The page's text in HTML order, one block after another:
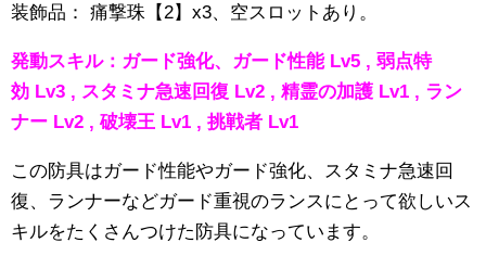
装飾品： 痛撃珠【2】x3、空スロットあり。
発動スキル：ガード強化、ガード性能 Lv5 , 弱点特
効 Lv3 , スタミナ急速回復 Lv2 , 精霊の加護 Lv1 , ラン
ナー Lv2 , 破壊王 Lv1 , 挑戦者 Lv1
この防具はガード性能やガード強化、スタミナ急速回
復、ランナーなどガード重視のランスにとって欲しいス
キルをたくさんつけた防具になっています。